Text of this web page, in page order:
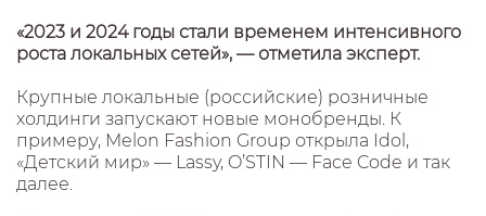
«2023 и 2024 годы стали временем интенсивного
роста локальных сетей», — отметила эксперт.
Крупные локальные (российские) розничные
холдинги запускают новые монобренды. К
примеру, Melon Fashion Group открыла Idol,
«Детский мир» — Lassy, O’STIN — Face Code и так
далее.